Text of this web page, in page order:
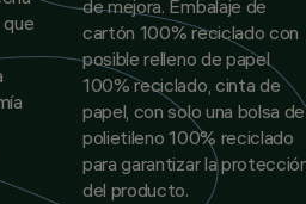
de mejora. Embalaje de
cartón 100% reciclado con
posible relleno de papel
100% reciclado, cinta de
papel, con solo una bolsa de
polietileno 100% reciclado
para garantizar la
del producto.